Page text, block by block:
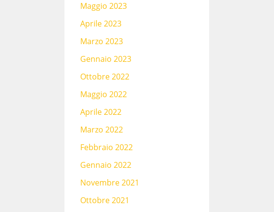
Maggio 2023
Aprile 2023
Marzo 2023
Gennaio 2023
Ottobre 2022
Maggio 2022
Aprile 2022
Marzo 2022
Febbraio 2022
Gennaio 2022
Novembre 2021
Ottobre 2021